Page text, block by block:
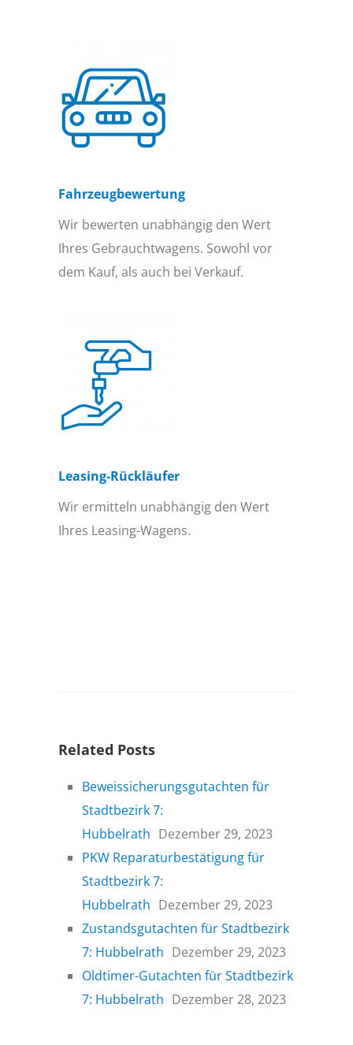
Fahrzeugbewertung
Wir bewerten unabhängig den Wert
Ihres Gebrauchtwagens. Sowohl vor
dem Kauf, als auch bei Verkauf.
Leasing-Rückläufer
Wir ermitteln unabhängig den Wert
Ihres Leasing-Wagens.
Related Posts
Beweissicherungsgutachten für
Stadtbezirk 7:
Hubbelrath Dezember 29, 2023
PKW Reparaturbestätigung für
Stadtbezirk 7:
Hubbelrath Dezember 29, 2023
Zustandsgutachten für Stadtbezirk
7: Hubbelrath Dezember 29, 2023
Oldtimer-Gutachten für Stadtbezirk
7: Hubbelrath Dezember 28, 2023